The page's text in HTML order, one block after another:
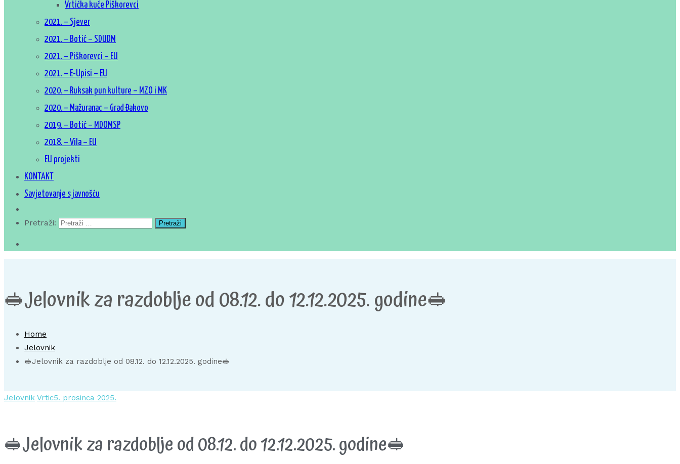
Vrtićka kuće Piškorevci
2021. – Sjever
2021. – Botić – SDUDM
2021. – Piškorevci – EU
2021. – E-Upisi – EU
2020. – Ruksak pun kulture – MZO i MK
2020. – Mažuranac – Grad Đakovo
2019. – Botić – MDOMSP
2018. – Vila – EU
EU projekti
KONTAKT
Savjetovanje s javnošću
Pretraži:
🥪Jelovnik za razdoblje od 08.12. do 12.12.2025. godine🥪
Home
Jelovnik
🥪Jelovnik za razdoblje od 08.12. do 12.12.2025. godine🥪
Jelovnik Vrtic5. prosinca 2025.
🥪Jelovnik za razdoblje od 08.12. do 12.12.2025. godine🥪